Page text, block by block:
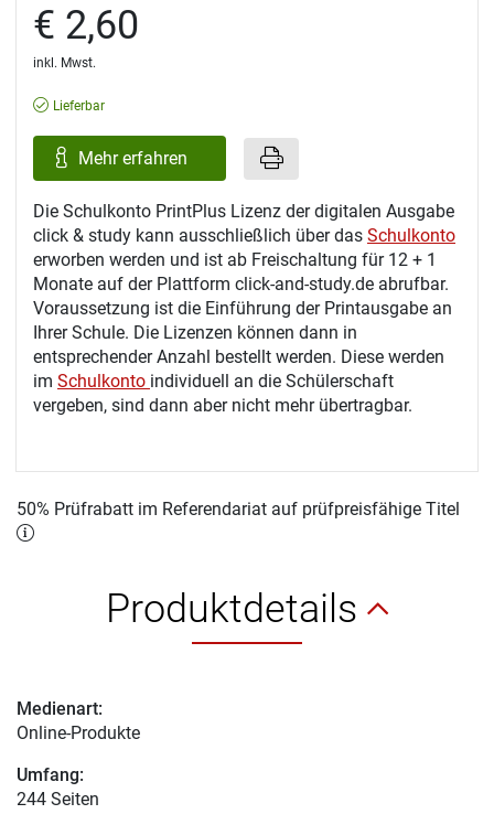
€ 2,60
inkl. Mwst.
Lieferbar
Mehr erfahren
Die Schulkonto PrintPlus Lizenz der digitalen Ausgabe
click & study kann ausschließlich über das Schulkonto
erworben werden und ist ab Freischaltung für 12 + 1
Monate auf der Plattform click-and-study.de abrufbar.
Voraussetzung ist die Einführung der Printausgabe an
Ihrer Schule. Die Lizenzen können dann in
entsprechender Anzahl bestellt werden. Diese werden
im Schulkonto individuell an die Schülerschaft
vergeben, sind dann aber nicht mehr übertragbar.
50% Prüfrabatt im Referendariat auf prüfpreisfähige Titel
Produktdetails
Medienart:
Online-Produkte
Umfang:
244 Seiten